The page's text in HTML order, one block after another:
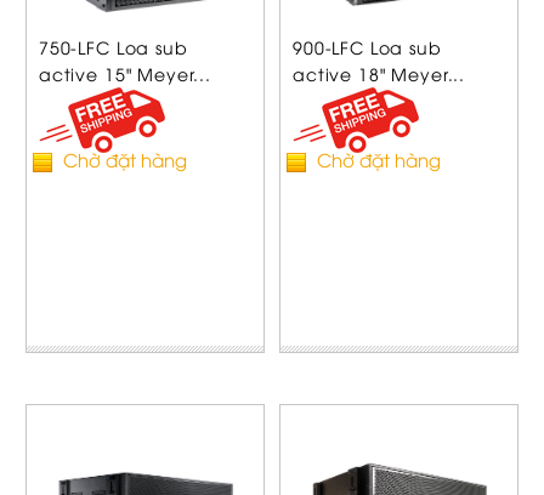
750-LFC Loa sub
active 15" Meyer...
Chờ đặt hàng
900-LFC Loa sub
active 18" Meyer...
Chờ đặt hàng